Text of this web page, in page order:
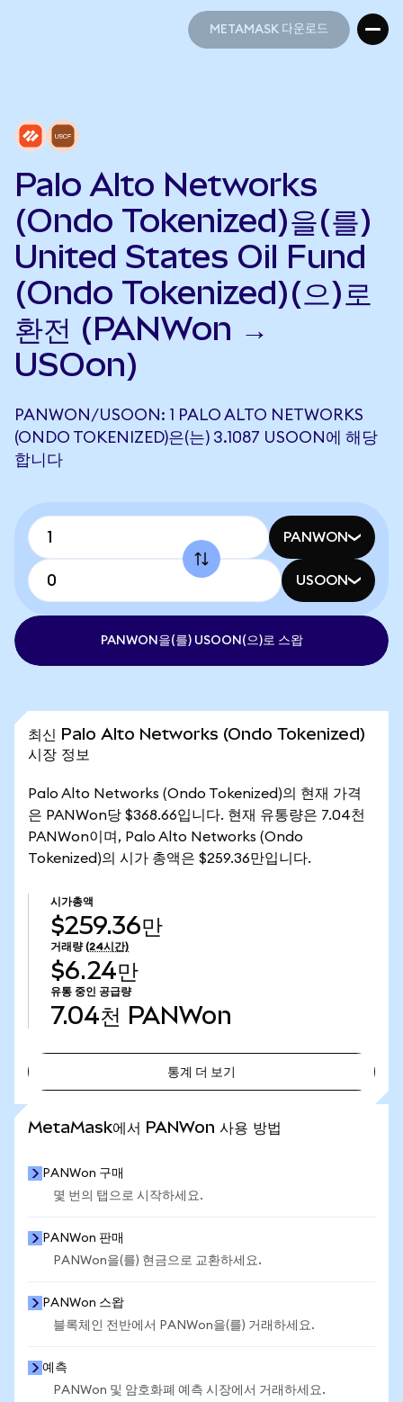
METAMASK 다운로드
Palo Alto Networks
(Ondo Tokenized)을(를)
United States Oil Fund
(Ondo Tokenized)(으)로
환전 (PANWon →
USOon)
PANWON/USOON: 1 PALO ALTO NETWORKS
(ONDO TOKENIZED)은(는) 3.1087 USOON에 해당
합니다
PANWON
USOON
PANWON을(를) USOON(으)로 스왑
최신 Palo Alto Networks (Ondo Tokenized)
시장 정보
Palo Alto Networks (Ondo Tokenized)의 현재 가격
은 PANWon당 $368.66입니다. 현재 유통량은 7.04천
PANWon이며, Palo Alto Networks (Ondo
Tokenized)의 시가 총액은 $259.36만입니다.
시가총액
$259.36만
거래량 (24시간)
$6.24만
유통 중인 공급량
7.04천 PANWon
통계 더 보기
MetaMask에서 PANWon 사용 방법
PANWon 구매
몇 번의 탭으로 시작하세요.
PANWon 판매
PANWon을(를) 현금으로 교환하세요.
PANWon 스왑
블록체인 전반에서 PANWon을(를) 거래하세요.
예측
PANWon 및 암호화폐 예측 시장에서 거래하세요.